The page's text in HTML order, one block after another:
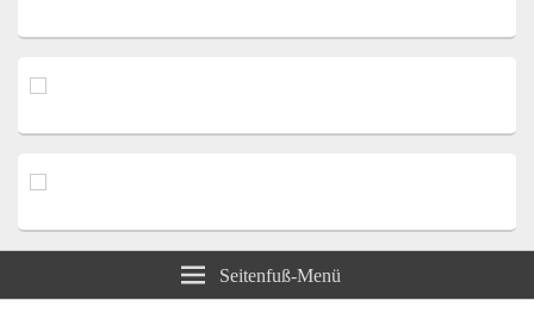
Seitenfuß-Menü